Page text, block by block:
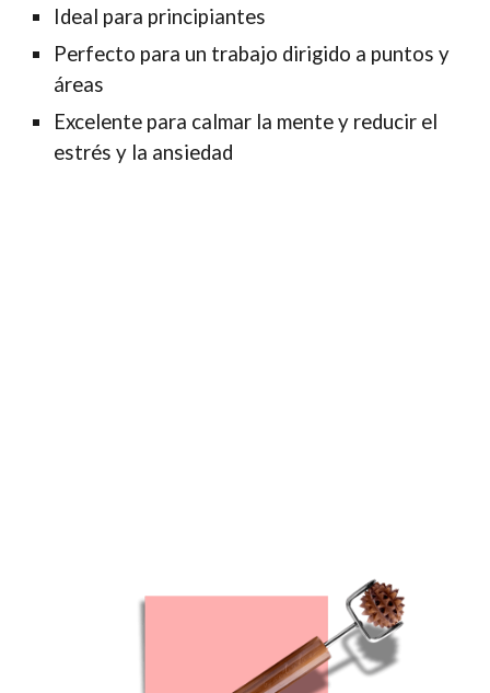
Ideal para principiantes
Perfecto para un trabajo dirigido a puntos y
áreas
Excelente para calmar la mente y reducir el
estrés y la ansiedad